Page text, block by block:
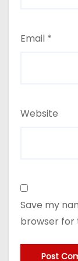
Email *
Website
Save my
browser for